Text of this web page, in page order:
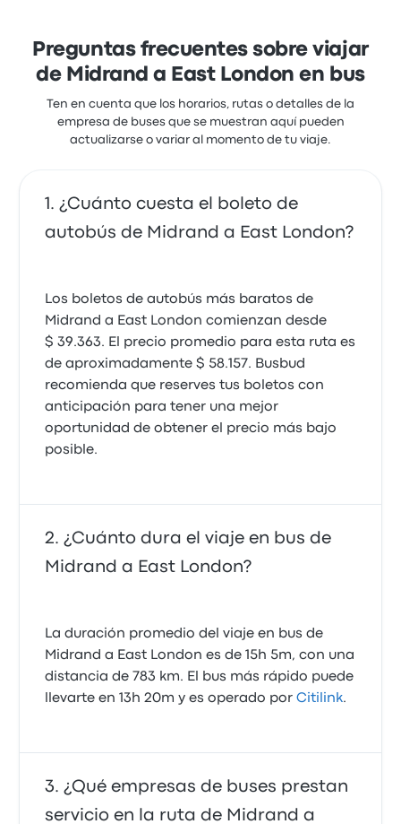
Preguntas frecuentes sobre viajar
de Midrand a East London en bus
Ten en cuenta que los horarios, rutas o detalles de la
empresa de buses que se muestran aquí pueden
actualizarse o variar al momento de tu viaje.
¿Cuánto cuesta el boleto de
autobús de Midrand a East London?
Los boletos de autobús más baratos de
Midrand a East London comienzan desde
$ 39.363. El precio promedio para esta ruta es
de aproximadamente $ 58.157. Busbud
recomienda que reserves tus boletos con
anticipación para tener una mejor
oportunidad de obtener el precio más bajo
posible.
¿Cuánto dura el viaje en bus de
Midrand a East London?
La duración promedio del viaje en bus de
Midrand a East London es de 15h 5m, con una
distancia de 783 km. El bus más rápido puede
llevarte en 13h 20m y es operado porCitilink.
¿Qué empresas de buses prestan
servicio en la ruta de Midrand a